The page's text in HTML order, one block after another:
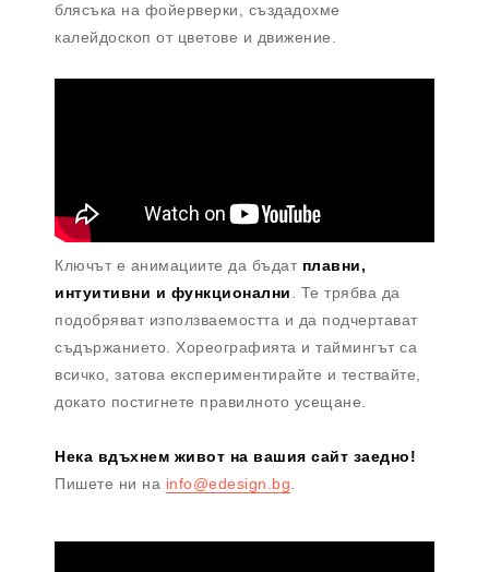
блясъка на фойерверки, създадохме
калейдоскоп от цветове и движение.
Ключът е анимациите да бъдат плавни,
интуитивни и функционални. Те трябва да
подобряват използваемостта и да подчертават
съдържанието. Хореографията и таймингът са
всичко, затова експериментирайте и тествайте,
докато постигнете правилното усещане.
Нека вдъхнем живот на вашия сайт заедно!
Пишете ни на info@edesign.bg.